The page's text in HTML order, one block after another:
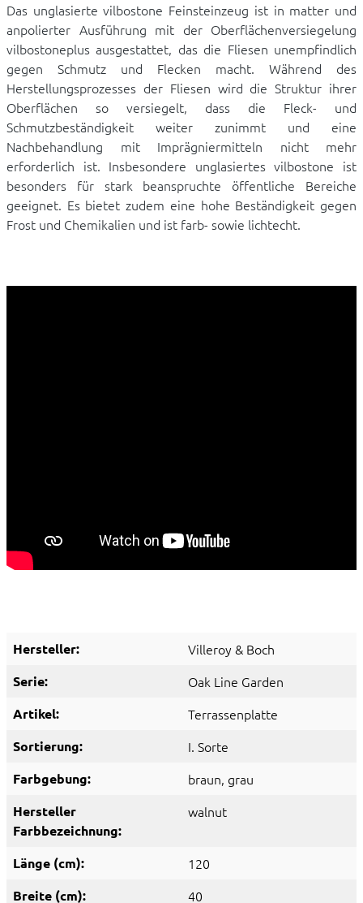
Das unglasierte vilbostone Feinsteinzeug ist in matter und
anpolierter Ausführung mit der Oberflächenversiegelung
vilbostoneplus ausgestattet, das die Fliesen unempfindlich
gegen Schmutz und Flecken macht. Während des
Herstellungsprozesses der Fliesen wird die Struktur ihrer
Oberflächen so versiegelt, dass die Fleck- und
Schmutzbeständigkeit weiter zunimmt und eine
Nachbehandlung mit Imprägniermitteln nicht mehr
erforderlich ist. Insbesondere unglasiertes vilbostone ist
besonders für stark beanspruchte öffentliche Bereiche
geeignet. Es bietet zudem eine hohe Beständigkeit gegen
Frost und Chemikalien und ist farb- sowie lichtecht.
Hersteller: Villeroy & Boch
Serie: Oak Line Garden
Artikel: Terrassenplatte
Sortierung: I. Sorte
Farbgebung: braun, grau
Hersteller
Farbbezeichnung:
walnut
Länge (cm): 120
Breite (cm): 40